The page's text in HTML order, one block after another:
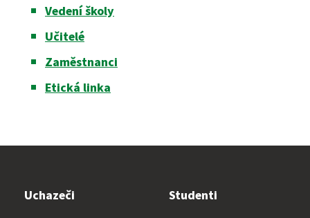
Škola
SZŠ
Praktická sestra
Kontakty
Vedení školy
Učitelé
Zaměstnanci
Etická linka
Uchazeči Studenti